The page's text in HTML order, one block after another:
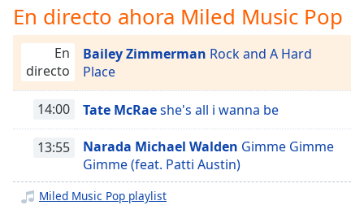
subtitles
settings
opens
subtitles
settings
dialog
subtitles
off,
Audio
Miled Music Clásica
Miled Music Classic Rock
Miled Music Country
Miled Music Dance
Miled Music Disco
Miled Music Electro House
Miled Music Electrónica
Miled Music Elvis Presley
En directo ahora Miled Music Pop
En
directo
Bailey Zimmerman Rock and A Hard
Place
14:00 Tate McRaeshe's all i wanna be
13:55 Narada Michael Walden Gimme Gimme
Gimme (feat. Patti Austin)
Miled Music Pop playlist